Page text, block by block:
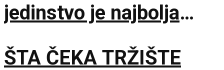
jedinstvo je najbolja
ŠTA ČEKA TRŽIŠTE